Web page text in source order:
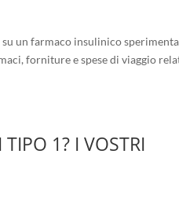
un farmaco insulinico
forniture e spese di viaggio
1? I VOSTRI